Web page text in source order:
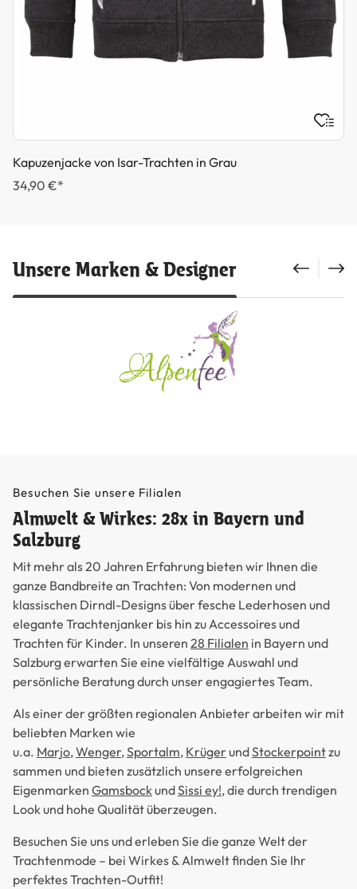
Kapuzenjacke von Isar-Trachten in Grau
34,90 €*
Unsere Marken & Designer
Besuchen Sie unsere Filialen
Almwelt & Wirkes: 28x in Bayern und
Salzburg
Mit mehr als 20 Jahren Erfahrung bieten wir Ihnen die
ganze Bandbreite an Trachten: Von modernen und
klassischen Dirndl-Designs über fesche Lederhosen und
elegante Trachtenjanker bis hin zu Accessoires und
Trachten für Kinder. In unseren 28 Filialen in Bayern und
Salzburg erwarten Sie eine vielfältige Auswahl und
persönliche Beratung durch unser engagiertes Team.
Als einer der größten regionalen Anbieter arbeiten wir mit
beliebten Marken wie
u.a. Marjo,Wenger,Sportalm, KrügerundStockerpointzu
sammen und bieten zusätzlich unsere erfolgreichen
Eigenmarken GamsbockundSissi ey!, die durch trendigen
Look und hohe Qualität überzeugen.
Besuchen Sie uns und erleben Sie die ganze Welt der
Trachtenmode – bei Wirkes & Almwelt finden Sie Ihr
perfektes Trachten-Outfit!